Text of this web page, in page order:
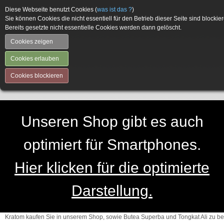
Unseren Shop gibt es auch
optimiert für Smartphones.
Hier klicken für die optimierte
Darstellung.
Diese Webseite benutzt Cookies (was ist das ?)
Sie können Cookies die nicht essentiell für den Betrieb dieser Seite sind
Bereits gesetzte nicht essentielle Cookies werden dann gelöscht.
Cookies zeigen
Cookies erlauben
Cookies blockieren
Kratom kaufen Sie in unserem Shop, sowie Butea Superba und Tongkat Ali zu